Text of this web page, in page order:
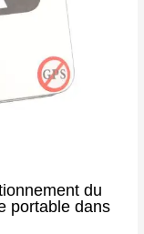
du
portable dans